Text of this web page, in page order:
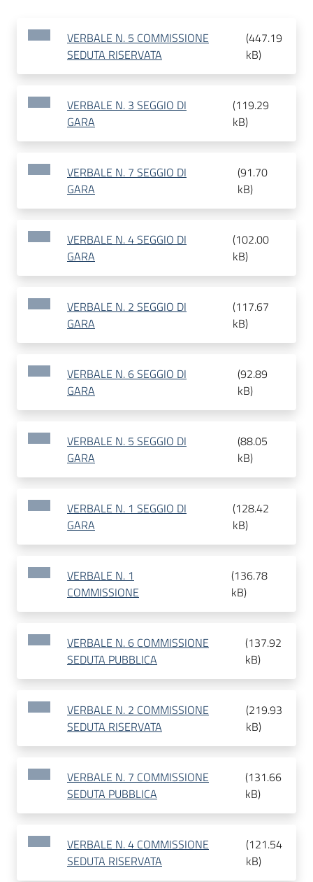
VERBALE N. 5 COMMISSIONE
SEDUTA RISERVATA
(447.19
kB)
VERBALE N. 3 SEGGIO DI
GARA
(119.29
kB)
VERBALE N. 7 SEGGIO DI
GARA
(91.70
kB)
VERBALE N. 4 SEGGIO DI
GARA
(102.00
kB)
VERBALE N. 2 SEGGIO DI
GARA
(117.67
kB)
VERBALE N. 6 SEGGIO DI
GARA
(92.89
kB)
VERBALE N. 5 SEGGIO DI
GARA
(88.05
kB)
VERBALE N. 1 SEGGIO DI
GARA
(128.42
kB)
VERBALE N. 1
COMMISSIONE
(136.78
kB)
VERBALE N. 6 COMMISSIONE
SEDUTA PUBBLICA
(137.92
kB)
VERBALE N. 2 COMMISSIONE
SEDUTA RISERVATA
(219.93
kB)
VERBALE N. 7 COMMISSIONE
SEDUTA PUBBLICA
(131.66
kB)
VERBALE N. 4 COMMISSIONE
SEDUTA RISERVATA
(121.54
kB)